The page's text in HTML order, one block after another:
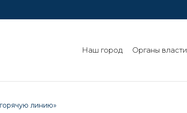
Наш город Органы власти
линию»